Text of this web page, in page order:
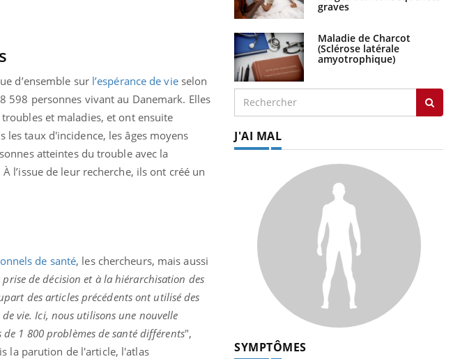
d’ensemble sur l’espérance de vieselon
598 personnes vivant au Danemark. Elles
et maladies, et ont ensuite
taux d'incidence, les âges moyens
atteintes du trouble avec la
l’issue de leur recherche, ils ont créé un
de santé, les chercheurs, mais aussi
de décision et à la hiérarchisation des
des articles précédents ont utilisé des
vie. Ici, nous utilisons une nouvelle
1 800 problèmes de santé différents",
la parution de l'article, l'atlas
graves
Maladie de Charcot
(Sclérose latérale
amyotrophique)
J'AI MAL
SYMPTÔMES